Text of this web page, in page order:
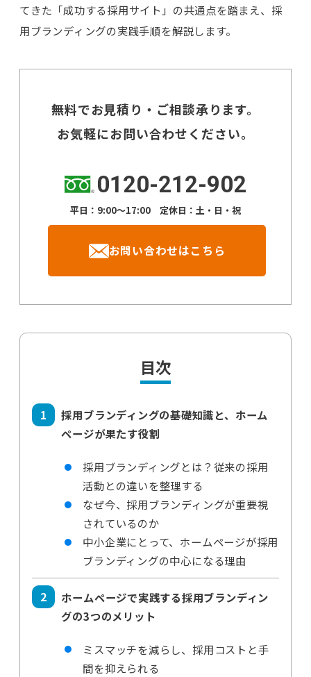
てきた「成功する採用サイト」の共通点を踏まえ、採
用ブランディングの実践手順を解説します。
無料でお見積り・ご相談承ります。
お気軽にお問い合わせください。
0120-212-902
平日：9:00～17:00 定休日：土・日・祝
お問い合わせはこちら
目次
採用ブランディングの基礎知識と、ホーム
ページが果たす役割
採用ブランディングとは？従来の採用
活動との違いを整理する
なぜ今、採用ブランディングが重要視
されているのか
中小企業にとって、ホームページが採用
ブランディングの中心になる理由
ホームページで実践する採用ブランディン
グの3つのメリット
ミスマッチを減らし、採用コストと手
間を抑えられる